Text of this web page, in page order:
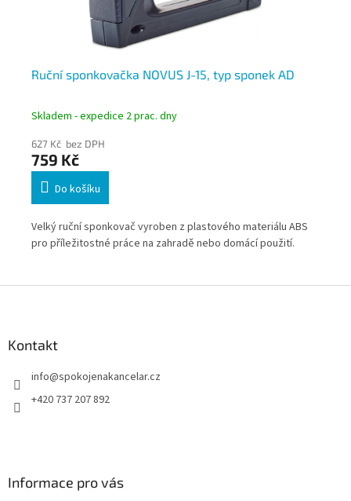
Ruční sponkovačka NOVUS J-15, typ sponek AD
Skladem - expedice 2 prac. dny
627 Kč bez DPH
759 Kč
Do košíku
Velký ruční sponkovač vyroben z plastového materiálu ABS
pro příležitostné práce na zahradě nebo domácí použití.
Kontakt
info@spokojenakancelar.cz
+420 737 207 892
Informace pro vás